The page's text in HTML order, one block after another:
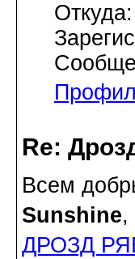
Re:
Всем
Sunshine,
ДРОЗД